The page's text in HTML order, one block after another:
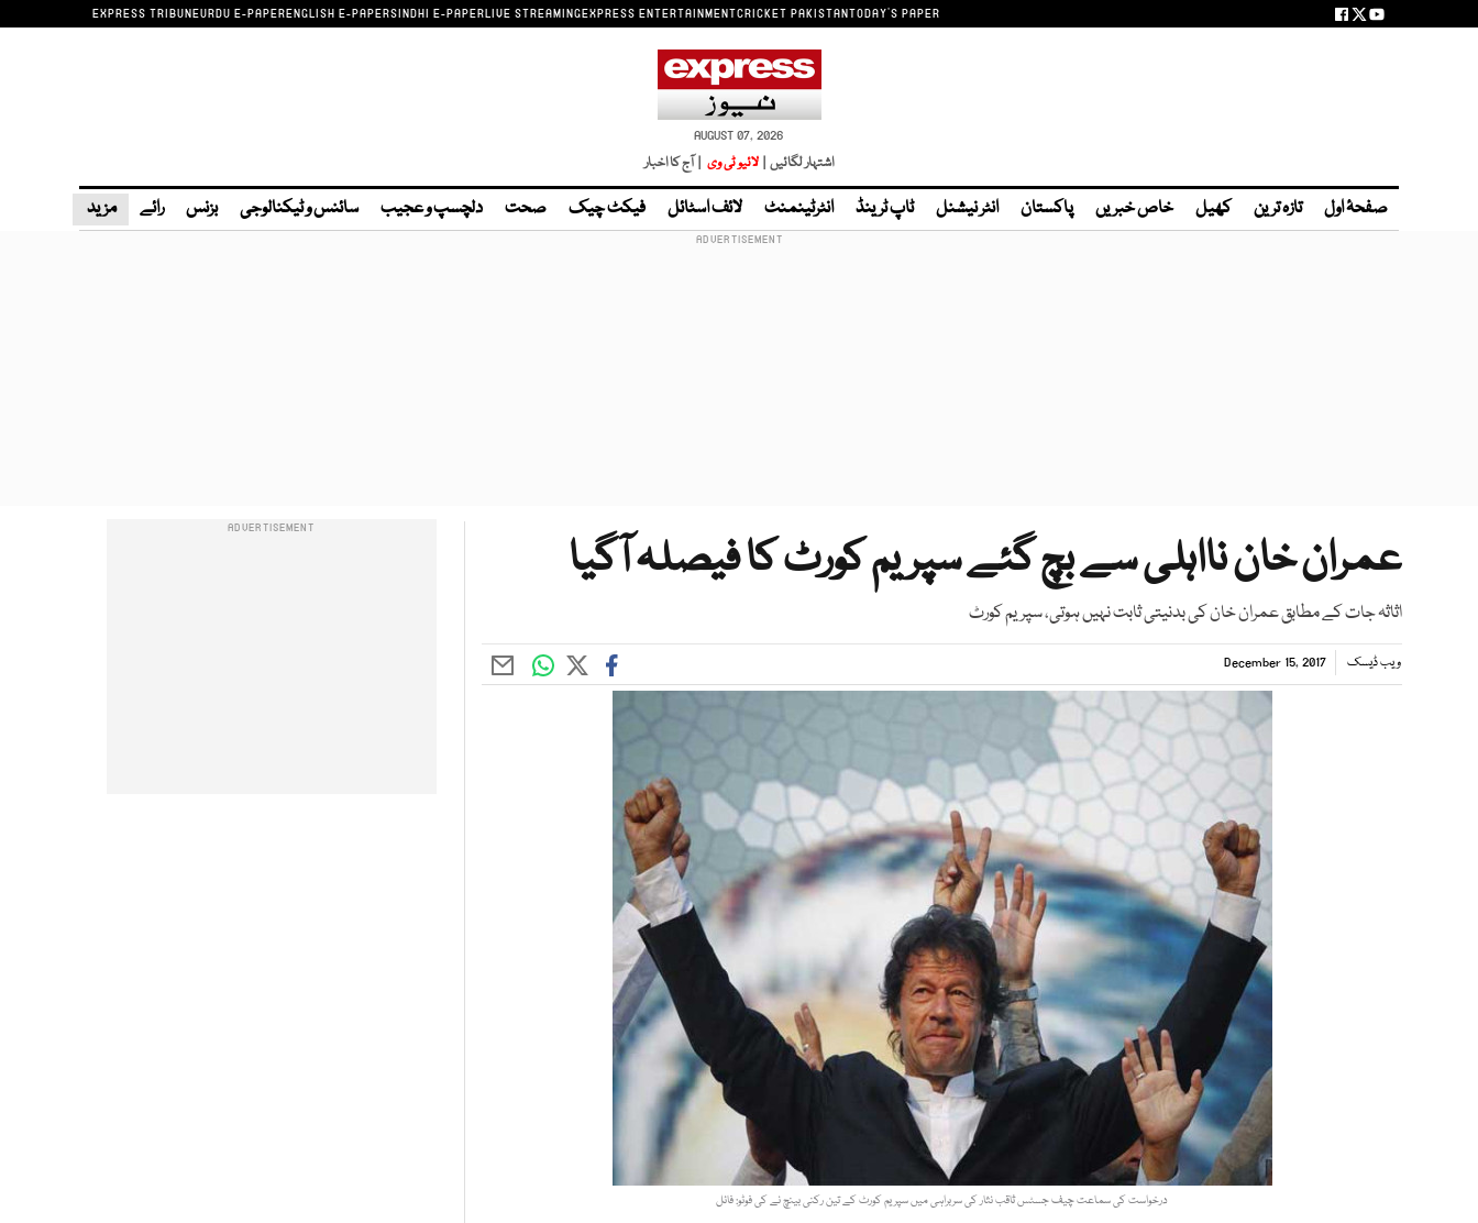
EXPRESS TRIBUNEURDU E-PAPERENGLISH E-PAPERSINDHI E-PAPERLIVE STREAMINGEXPRESS ENTERTAINMENTCRICKET PAKISTANTODAY'S PAPER
AUGUST 07, 2026
اشتہار لگائیں | لائیو ٹی وی | آج کا اخبار
صفحۂ اول تازہ ترین کھیل خاص خبریں پاکستان انٹر نیشنل ٹاپ ٹرینڈ انٹرٹینمنٹ لائف اسٹائل فیکٹ چیک صحت دلچسپ و عجیب سائنس و ٹیکنالوجی بزنس رائے مزید
عمران خان نااہلی سے بچ گئے سپریم کورٹ کا فیصلہ آگیا
اثاثہ جات کے مطابق عمران خان کی بدنیتی ثابت نہیں ہوتی، سپریم کورٹ
ویب ڈیسک December 15, 2017
درخواست کی سماعت چیف جسٹس ثاقب نثار کی سربراہی میں سپریم کورٹ کے تین رکنی بینچ نے کی فوٹو: فائل